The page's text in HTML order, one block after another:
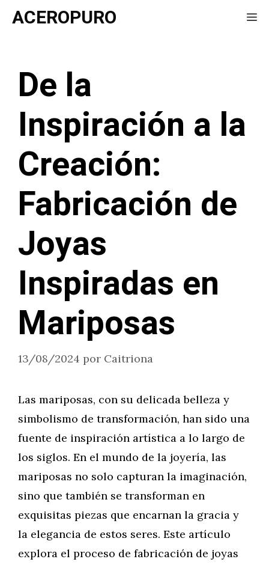
Saltar
ACEROPURO
De la
Inspiración a la
Creación:
Fabricación de
Joyas
Inspiradas en
Mariposas
13/08/2024 por Caitriona
Las mariposas, con su delicada belleza y
simbolismo de transformación, han sido una
fuente de inspiración artística a lo largo de
los siglos. En el mundo de la joyería, las
mariposas no solo capturan la imaginación,
sino que también se transforman en
exquisitas piezas que encarnan la gracia y
la elegancia de estos seres. Este artículo
explora el proceso de fabricación de joyas